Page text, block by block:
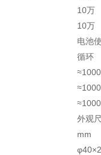
10万
10万
电池
循环
≈1000
≈1000
≈1000
外观
mm